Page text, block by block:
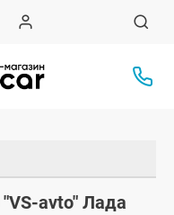
avto" Лада